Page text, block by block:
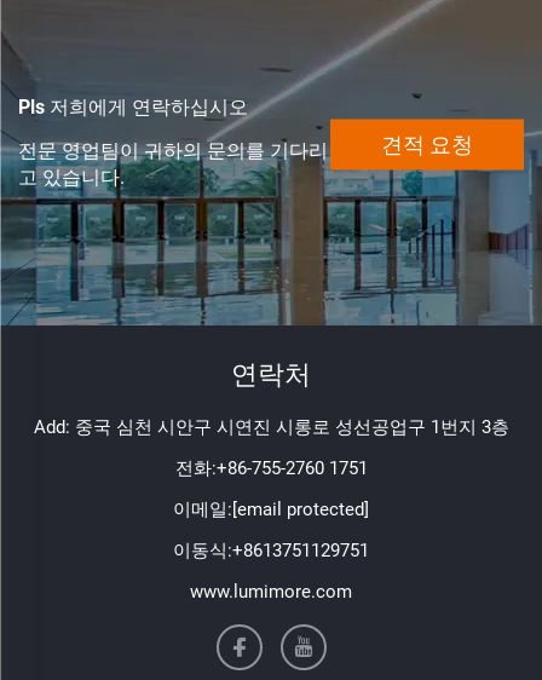
Pls 저희에게 연락하십시오
전문 영업팀이 귀하의 문의를 기다리
고 있습니다.
견적 요청
연락처
Add: 중국 심천 시안구 시연진 시롱로 성선공업구 1번지 3층
전화:+86-755-2760 1751
이메일:[email protected]
이동식:+8613751129751
www.lumimore.com